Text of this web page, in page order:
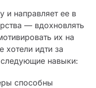
и направляет ее в
— вдохновлять
их на
хотели идти за
навыки:
способны